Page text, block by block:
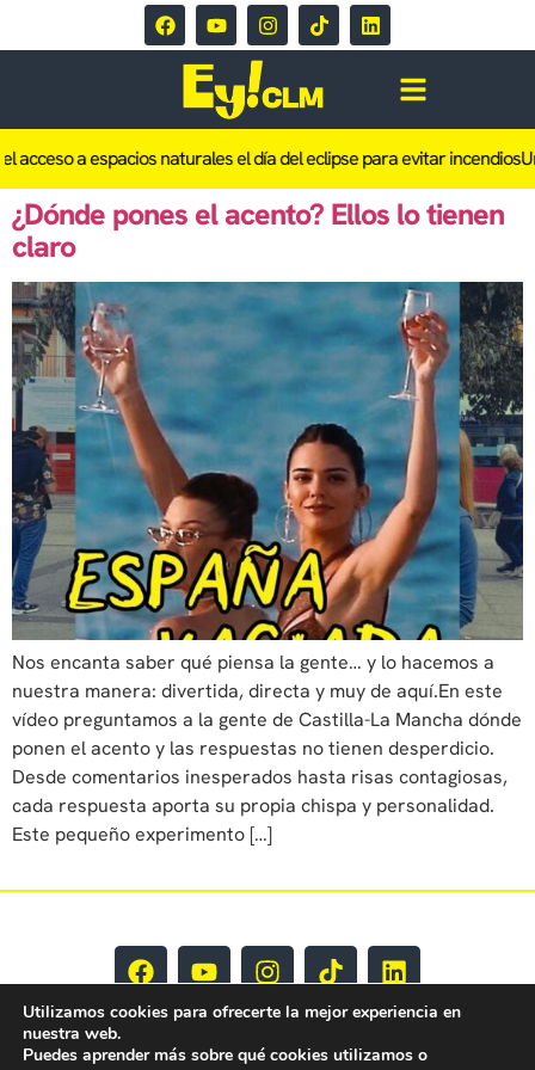
acceso a espacios naturales el día del eclipse para evitar incendios
¿Dónde pones el acento? Ellos lo tienen
claro
Nos encanta saber qué piensa la gente… y lo hacemos a
nuestra manera: divertida, directa y muy de aquí.En este
vídeo preguntamos a la gente de Castilla-La Mancha dónde
ponen el acento y las respuestas no tienen desperdicio.
Desde comentarios inesperados hasta risas contagiosas,
cada respuesta aporta su propia chispa y personalidad.
Este pequeño experimento […]
Utilizamos cookies para ofrecerte la mejor experiencia en
nuestra web.
Puedes aprender más sobre qué cookies utilizamos o